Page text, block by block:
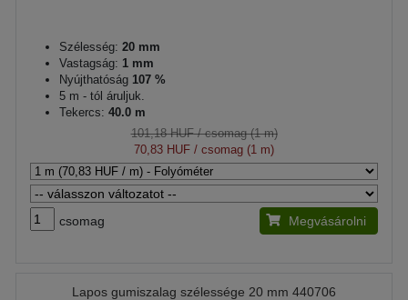
Szélesség: 20 mm
Vastagság: 1 mm
Nyújthatóság 107 %
5 m - tól áruljuk.
Tekercs: 40.0 m
101,18 HUF/ csomag (1 m)
70,83 HUF / csomag (1 m)
csomag Megvásárolni
Lapos gumiszalag szélessége 20 mm 440706